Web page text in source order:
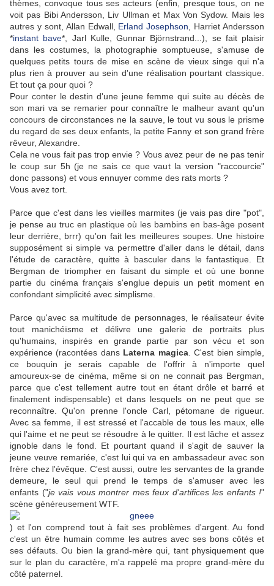
thèmes, convoque tous ses acteurs (enfin, presque tous, on ne
voit pas Bibi Andersson, Liv Ullman et Max Von Sydow. Mais les
autres y sont, Allan Edwall, Erland Josephson , Harriet Andersson
*instant bave*, Jarl Kulle, Gunnar Björnstrand...), se fait plaisir
dans les costumes, la photographie somptueuse, s'amuse de
quelques petits tours de mise en scène de vieux singe qui n'a
plus rien à prouver au sein d'une réalisation pourtant classique.
Et tout ça pour quoi ?
Pour conter le destin d'une jeune femme qui suite au décès de
son mari va se remarier pour connaître le malheur avant qu'un
concours de circonstances ne la sauve, le tout vu sous le prisme
du regard de ses deux enfants, la petite Fanny et son grand frère
rêveur, Alexandre.
Cela ne vous fait pas trop envie ? Vous avez peur de ne pas tenir
le coup sur 5h (je ne sais ce que vaut la version "raccourcie"
donc passons) et vous ennuyer comme des rats morts ?
Vous avez tort.
Parce que c'est dans les vieilles marmites (je vais pas dire "pot",
je pense au truc en plastique où les bambins en bas-âge posent
leur derrière, brrr) qu'on fait les meilleures soupes. Une histoire
supposément si simple va permettre d'aller dans le détail, dans
l'étude de caractère, quitte à basculer dans le fantastique. Et
Bergman de triompher en faisant du simple et où une bonne
partie du cinéma français s'englue depuis un petit moment en
confondant simplicité avec simplisme.
Parce qu'avec sa multitude de personnages, le réalisateur évite
tout manichéïsme et délivre une galerie de portraits plus
qu'humains, inspirés en grande partie par son vécu et son
expérience (racontées dans Laterna magica. C'est bien simple,
ce bouquin je serais capable de l'offrir à n'importe quel
amoureux-se de cinéma, même si on ne connait pas Bergman,
parce que c'est tellement autre tout en étant drôle et barré et
finalement indispensable) et dans lesquels on ne peut que se
reconnaître. Qu'on prenne l'oncle Carl, pétomane de rigueur.
Avec sa femme, il est stressé et l'accable de tous les maux, elle
qui l'aime et ne peut se résoudre à le quitter. Il est lâche et assez
ignoble dans le fond. Et pourtant quand il s'agit de sauver la
jeune veuve remariée, c'est lui qui va en ambassadeur avec son
frère chez l'évêque. C'est aussi, outre les servantes de la grande
demeure, le seul qui prend le temps de s'amuser avec les
enfants ("je vais vous montrer mes feux d'artifices les enfants !"
scène généreusement WTF.
) et l'on comprend tout à fait ses problèmes d'argent. Au fond
c'est un être humain comme les autres avec ses bons côtés et
ses défauts. Ou bien la grand-mère qui, tant physiquement que
sur le plan du caractère, m'a rappelé ma propre grand-mère du
côté paternel.